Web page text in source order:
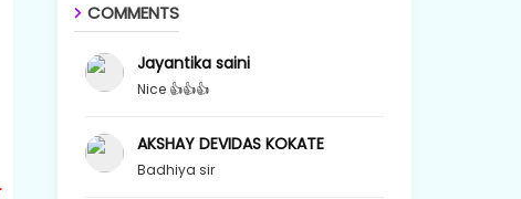
COMMENTS
Jayantika saini
Nice 👍👍👍
AKSHAY DEVIDAS KOKATE
Badhiya sir